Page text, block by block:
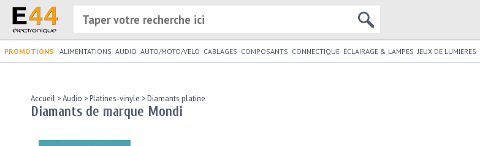
PROMOTIONS ALIMENTATIONS AUDIO AUTO/MOTO/VELO CABLAGES COMPOSANTS CONNECTIQUE ÉCLAIRAGE & LAMPES JEUX DE LUMIERES
Accueil >Audio >Platines-vinyle >Diamants platine
Diamants de marque Mondi